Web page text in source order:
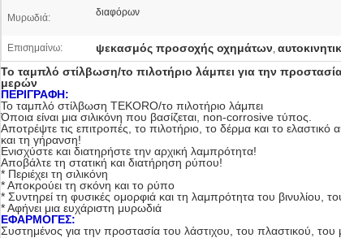
Μυρωδιά: διαφόρων
Επισημαίνω: ψεκασμός προσοχής οχημάτων,
Το ταμπλό στίλβωση/το πιλοτήριο λάμπει για την
μερών
ΠΕΡΙΓΡΑΦΗ:
Το ταμπλό στίλβωση TEKORO/το πιλοτήριο λάμπει
Όποια είναι μια σιλικόνη που βασίζεται, non-corrosive τύπος.
Αποτρέψτε τις επιτροπές, το πιλοτήριο, το δέρμα και το
και τη γήρανση!
Ενισχύστε και διατηρήστε την αρχική λαμπρότητα!
Αποβάλτε τη στατική και διατήρηση ρύπου!
* Περιέχει τη σιλικόνη
* Αποκρούει τη σκόνη και το ρύπο
* Συντηρεί τη φυσικές ομορφιά και τη λαμπρότητα του βινυλίου,
* Αφήνει μια ευχάριστη μυρωδιά
ΕΦΑΡΜΟΓΕΣ:
Συστημένος για την προστασία του λάστιχου, του πλαστικού, του